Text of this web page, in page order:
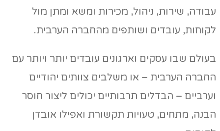
עבודה, שירות, ניהול, מכירות ומשא ומתן מול
לקוחות, עובדים ושותפים מהחברה הערבית.
בעולם שבו עסקים וארגונים עובדים יותר ויותר עם
החברה הערבית – או משלבים צוותים יהודיים
וערביים – הבדלים תרבותיים יכולים ליצור חוסר
הבנה, מתחים, טעויות תקשורת ואפילו אובדן